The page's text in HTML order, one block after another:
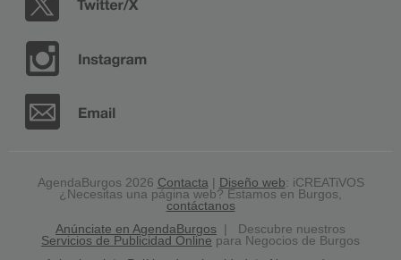
AgendaBurgos 2026 Contacta| Diseño web: iCREATiVOS
¿Necesitas una página web? Estamos en Burgos,
contáctanos
Anúnciate en AgendaBurgos | Descubre nuestros
Servicios de Publicidad Online para Negocios de Burgos